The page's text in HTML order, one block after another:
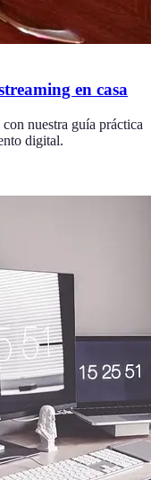
en casa
nuestra guía práctica
digital.